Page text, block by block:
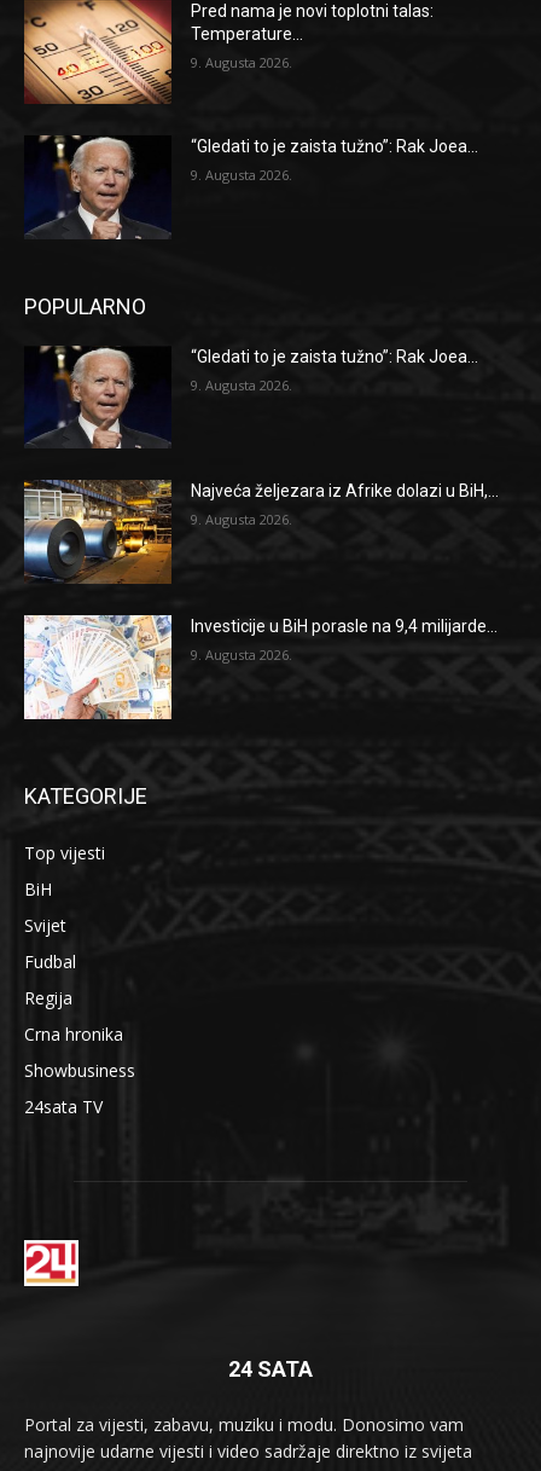
Pred nama je novi toplotni talas:
Temperature...
9. Augusta 2026.
“Gledati to je zaista tužno”: Rak Joea...
9. Augusta 2026.
POPULARNO
“Gledati to je zaista tužno”: Rak Joea...
9. Augusta 2026.
Najveća željezara iz Afrike dolazi u BiH,...
9. Augusta 2026.
Investicije u BiH porasle na 9,4 milijarde...
9. Augusta 2026.
KATEGORIJE
Top vijesti
BiH
Svijet
Fudbal
Regija
Crna hronika
Showbusiness
24sata TV
24 SATA
Portal za vijesti, zabavu, muziku i modu. Donosimo vam
najnovije udarne vijesti i video sadržaje direktno iz svijeta